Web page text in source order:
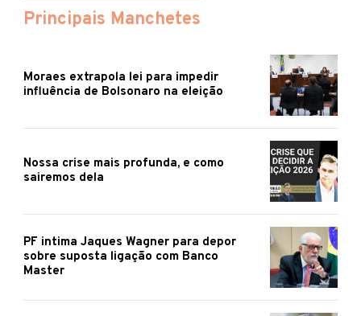
Principais Manchetes
Moraes extrapola lei para impedir
influência de Bolsonaro na eleição
Nossa crise mais profunda, e como
sairemos dela
PF intima Jaques Wagner para depor
sobre suposta ligação com Banco
Master